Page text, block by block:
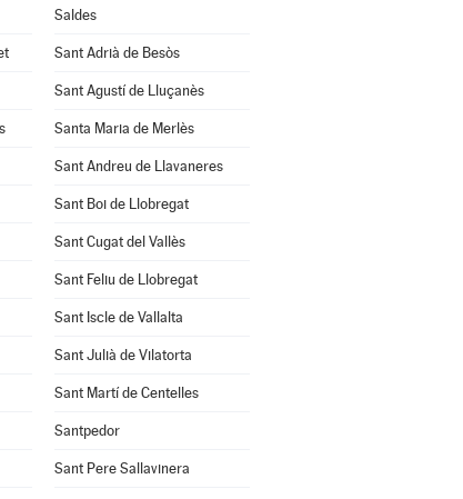
Saldes
Sant Adrià de Besòs
Sant Agustí de Lluçanès
Santa Maria de Merlès
Sant Andreu de Llavaneres
Sant Boi de Llobregat
Sant Cugat del Vallès
Sant Feliu de Llobregat
Sant Iscle de Vallalta
Sant Julià de Vilatorta
Sant Martí de Centelles
Santpedor
Sant Pere Sallavinera